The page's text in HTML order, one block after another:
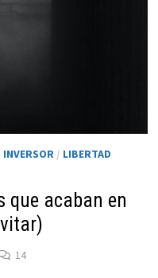
INVERSOR/ LIBERTAD
acaban en
14